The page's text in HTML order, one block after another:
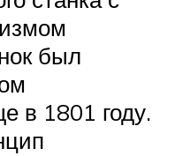
был
в 1801 году.